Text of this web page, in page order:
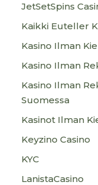
JetSetSpins
Kaikki Euteller
Kasino Ilman
Kasino Ilman
Kasino Ilman
Suomessa
Kasinot Ilman
Keyzino Casino
KYC
LanistaCasino